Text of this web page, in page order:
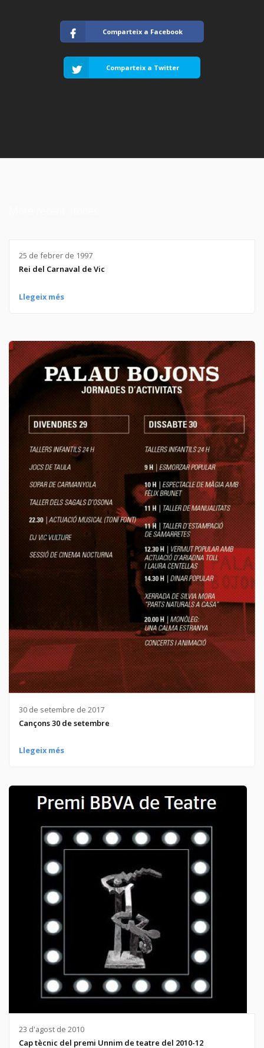
Comparteix a Facebook
Comparteix a Twitter
25 de febrer de 1997
Rei del Carnaval de Vic
Llegeix més
30 de setembre de 2017
Cançons 30 de setembre
Llegeix més
23 d'agost de 2010
Cap tècnic del premi Unnim de teatre del 2010-12